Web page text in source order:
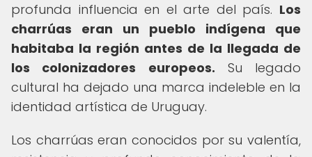
profunda influencia en el arte del país. Los
charrúas eran un pueblo indígena que
habitaba la región antes de la llegada de
los colonizadores europeos. Su legado
cultural ha dejado una marca indeleble en la
identidad artística de Uruguay.
Los charrúas eran conocidos por su valentía,